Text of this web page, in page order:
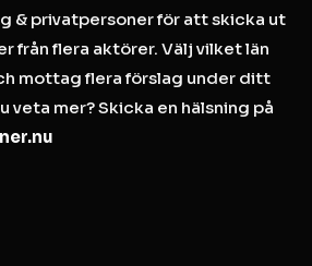
& privatpersoner för att skicka ut
från flera aktörer. Välj vilket län
mottag flera förslag under ditt
veta mer? Skicka en hälsning på